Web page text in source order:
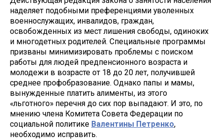
наделяет подобными преференциями уволенных
военнослужащих, инвалидов, граждан,
освобожденных из мест лишения свободы, одиноких
и многодетных родителей. Специальные программы
призваны минимизировать проблемы с поиском
работы для людей предпенсионного возраста и
молодежи в возрасте от 18 до 20 лет, получившей
среднее профобразование. Однако папы и мамы,
вынужденные платить алименты, из этого
«льготного» перечня до сих пор выпадают. И это, по
мнению члена Комитета Совета Федерации по
социальной политике Валентины Петренко,
необходимо исправить.